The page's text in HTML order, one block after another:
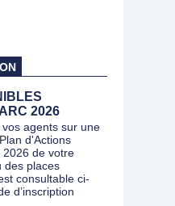
2026
agents sur une
d'Actions
2026 de votre
des places
consultable ci-
d’inscription